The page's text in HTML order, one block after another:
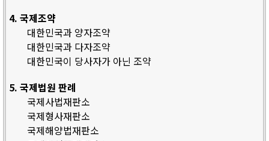
4. 국제조약
대한민국과 양자조약
대한민국과 다자조약
대한민국이 당사자가 아닌 조약
5. 국제법원 판례
국제사법재판소
국제형사재판소
국제해양법재판소